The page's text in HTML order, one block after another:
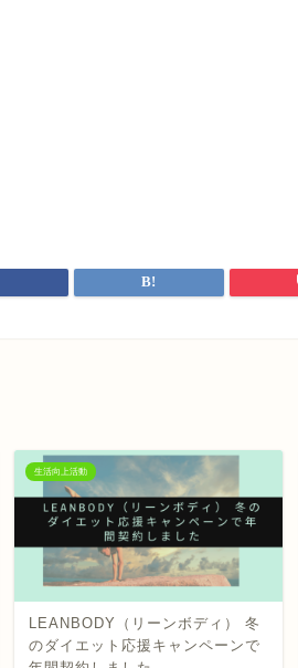
生活向上活動
LEANBODY（リーンボディ） 冬
のダイエット応援キャンペーンで